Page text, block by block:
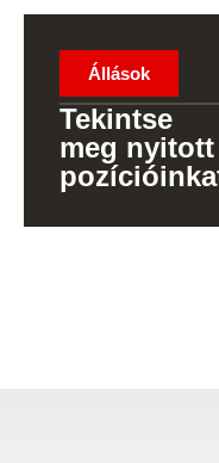
Állások
Tekintse
meg nyitott